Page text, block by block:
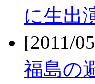
に生出
[2011/
福島の